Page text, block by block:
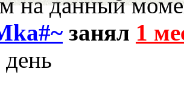
занял 1